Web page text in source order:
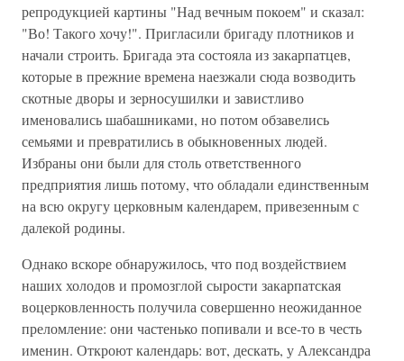
репродукцией картины "Над вечным покоем" и сказал:
"Во! Такого хочу!". Пригласили бригаду плотников и
начали строить. Бригада эта состояла из закарпатцев,
которые в прежние времена наезжали сюда возводить
скотные дворы и зерносушилки и завистливо
именовались шабашниками, но потом обзавелись
семьями и превратились в обыкновенных людей.
Избраны они были для столь ответственного
предприятия лишь потому, что обладали единственным
на всю округу церковным календарем, привезенным с
далекой родины.
Однако вскоре обнаружилось, что под воздействием
наших холодов и промозглой сырости закарпатская
воцерковленность получила совершенно неожиданное
преломление: они частенько попивали и все-то в честь
именин. Откроют календарь: вот, дескать, у Александра